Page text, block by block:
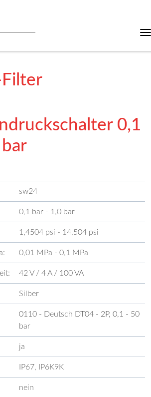
0,1
sw24
0,1 bar - 1,0 bar
1,4504 psi - 14,504 psi
0,01 MPa - 0,1 MPa
42 V / 4 A / 100 VA
Silber
0110 - Deutsch DT04 - 2P, 0,1 - 50
bar
ja
IP67, IP6K9K
nein